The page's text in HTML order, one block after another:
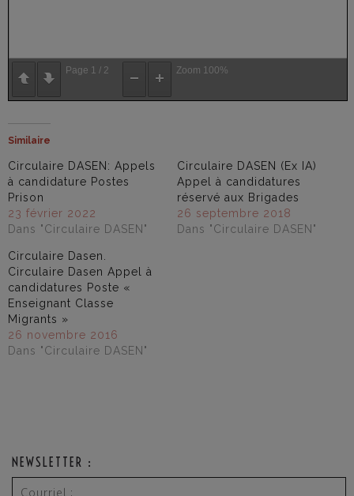
Page 1 / 2 Zoom 100%
Similaire
Circulaire DASEN: Appels
à candidature Postes
Prison
23 février 2022
Dans "Circulaire DASEN"
Circulaire DASEN (Ex IA)
Appel à candidatures
réservé aux Brigades
26 septembre 2018
Dans "Circulaire DASEN"
Circulaire Dasen.
Circulaire Dasen Appel à
candidatures Poste «
Enseignant Classe
Migrants »
26 novembre 2016
Dans "Circulaire DASEN"
NEWSLETTER :